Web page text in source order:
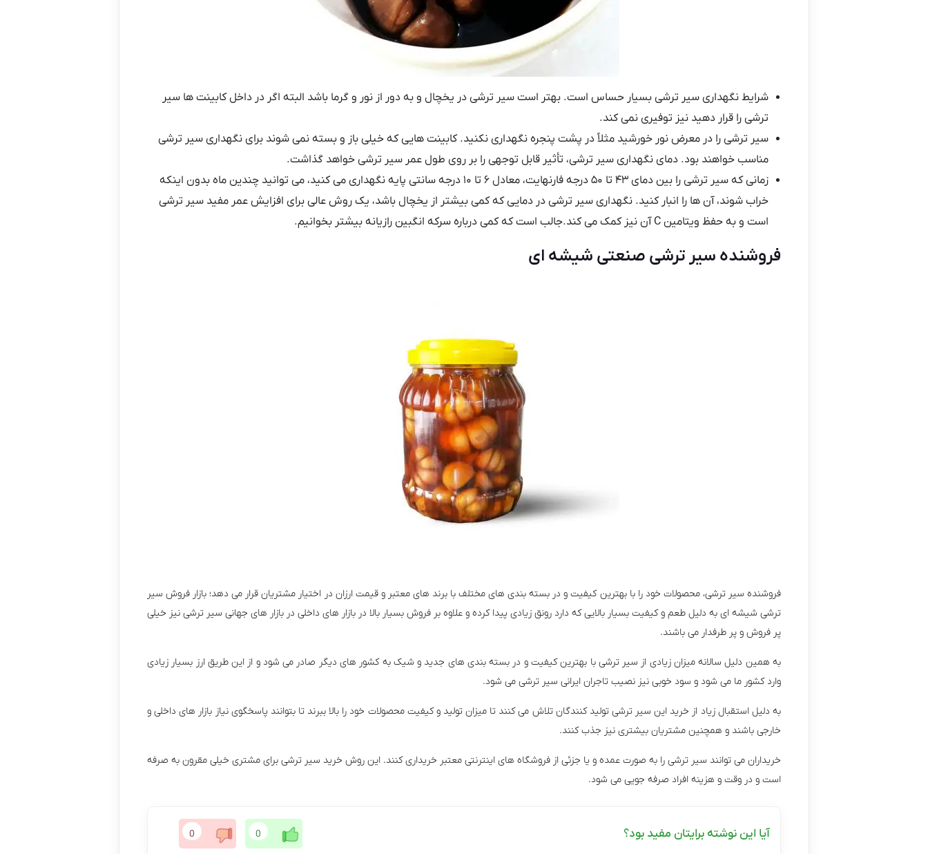
شرایط نگهداری سیر ترشی بسیار حساس است. بهتر است سیر ترشی در یخچال و به دور از نور و گرما باشد البته اگر در داخل کابینت ها سیر
ترشی را قرار دهید نیز توفیری نمی کند.
سیر ترشی را در معرض نور خورشید مثلاً در پشت پنجره نگهداری نکنید. کابینت ­هایی که خیلی باز و بسته نمی شوند برای نگهداری سیر ترشی
مناسب خواهند بود. دمای نگهداری سیر ترشی، تأثیر قابل توجهی را بر روی طول عمر سیر ترشی خواهد گذاشت.
زمانی که سیر ترشی را بین دمای ۴۳ تا ۵۰ درجه فارنهایت، معادل ۶ تا ۱۰ درجه سانتی پایه نگهداری می کنید، می توانید چندین ماه بدون اینکه
خراب شوند، آن ها را انبار کنید. نگهداری سیر ترشی در دمایی که کمی بیشتر از یخچال باشد، یک روش عالی برای افزایش عمر مفید سیر ترشی
است و به حفظ ویتامین C آن نیز کمک می کند.جالب است که کمی درباره
سرکه انگبین رازیانه بیشتر بخوانیم.
فروشنده سیر ترشی صنعتی شیشه ای
فروشنده سیر ترشی، محصولات خود را با بهترین کیفیت و در بسته بندی های مختلف با برند های معتبر و قیمت ارزان در اختیار مشتریان قرار می دهد؛ بازار فروش سیر
ترشی شیشه ای به دلیل طعم و کیفیت بسیار بالایی که دارد رونق زیادی پیدا کرده و علاوه بر فروش بسیار بالا در بازار های داخلی در بازار های جهانی سیر ترشی نیز خیلی
پر فروش و پر طرفدار می باشند.
به همین دلیل سالانه میزان زیادی از سیر ترشی با بهترین کیفیت و در بسته بندی های جدید و شیک به کشور های دیگر صادر می شود و از این طریق ارز بسیار زیادی
وارد کشور ما می شود و سود خوبی نیز نصیب تاجران ایرانی سیر ترشی می شود.
به دلیل استقبال زیاد از خرید این سیر ترشی تولید کنندگان تلاش می کنند تا میزان تولید و کیفیت محصولات خود را بالا ببرند تا بتوانند پاسخگوی نیاز بازار های داخلی و
خارجی باشند و همچنین مشتریان بیشتری نیز جذب کنند.
خریداران می توانند سیر ترشی را به صورت عمده و یا جزئی از فروشگاه های اینترنتی معتبر خریداری کنند. این روش خرید سیر ترشی برای مشتری خیلی مقرون به صرفه
است و در وقت و هزینه افراد صرفه جویی می شود.
آیا این نوشته برایتان مفید بود؟ 0
0